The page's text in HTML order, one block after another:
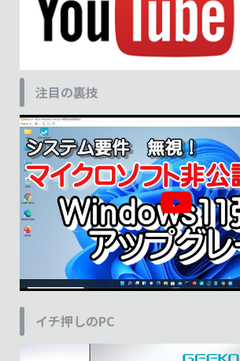
注目の裏技
イチ押しのPC